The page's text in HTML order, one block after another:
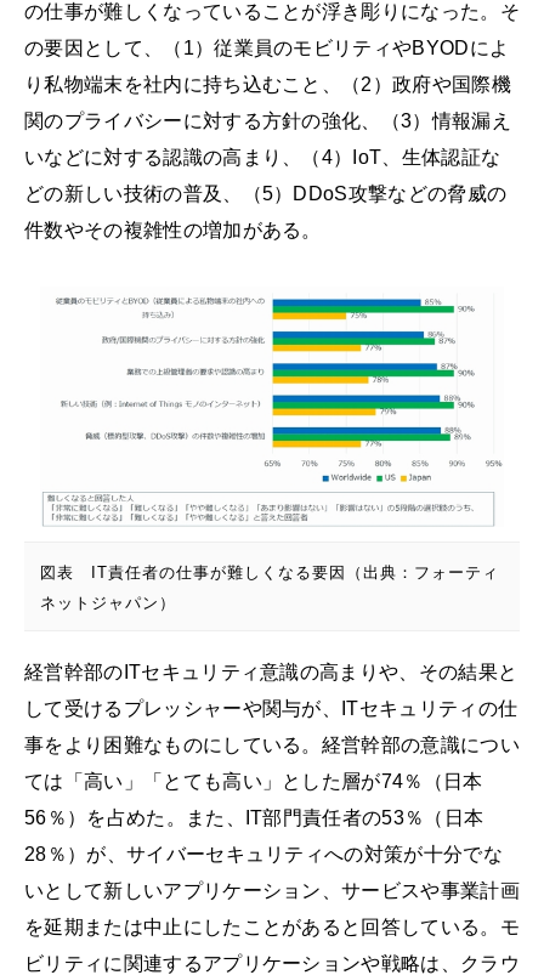
の仕事が難しくなっていることが浮き彫りになった。そ
の要因として、（1）従業員のモビリティやBYODによ
り私物端末を社内に持ち込むこと、（2）政府や国際機
関のプライバシーに対する方針の強化、（3）情報漏え
いなどに対する認識の高まり、（4）IoT、生体認証な
どの新しい技術の普及、（5）DDoS攻撃などの脅威の
件数やその複雑性の増加がある。
図表 IT責任者の仕事が難しくなる要因（出典：フォーティ
ネットジャパン）
経営幹部のITセキュリティ意識の高まりや、その結果と
して受けるプレッシャーや関与が、ITセキュリティの仕
事をより困難なものにしている。経営幹部の意識につい
ては「高い」「とても高い」とした層が74％（日本
56％）を占めた。また、IT部門責任者の53％（日本
28％）が、サイバーセキュリティへの対策が十分でな
いとして新しいアプリケーション、サービスや事業計画
を延期または中止にしたことがあると回答している。モ
ビリティに関連するアプリケーションや戦略は、クラウ